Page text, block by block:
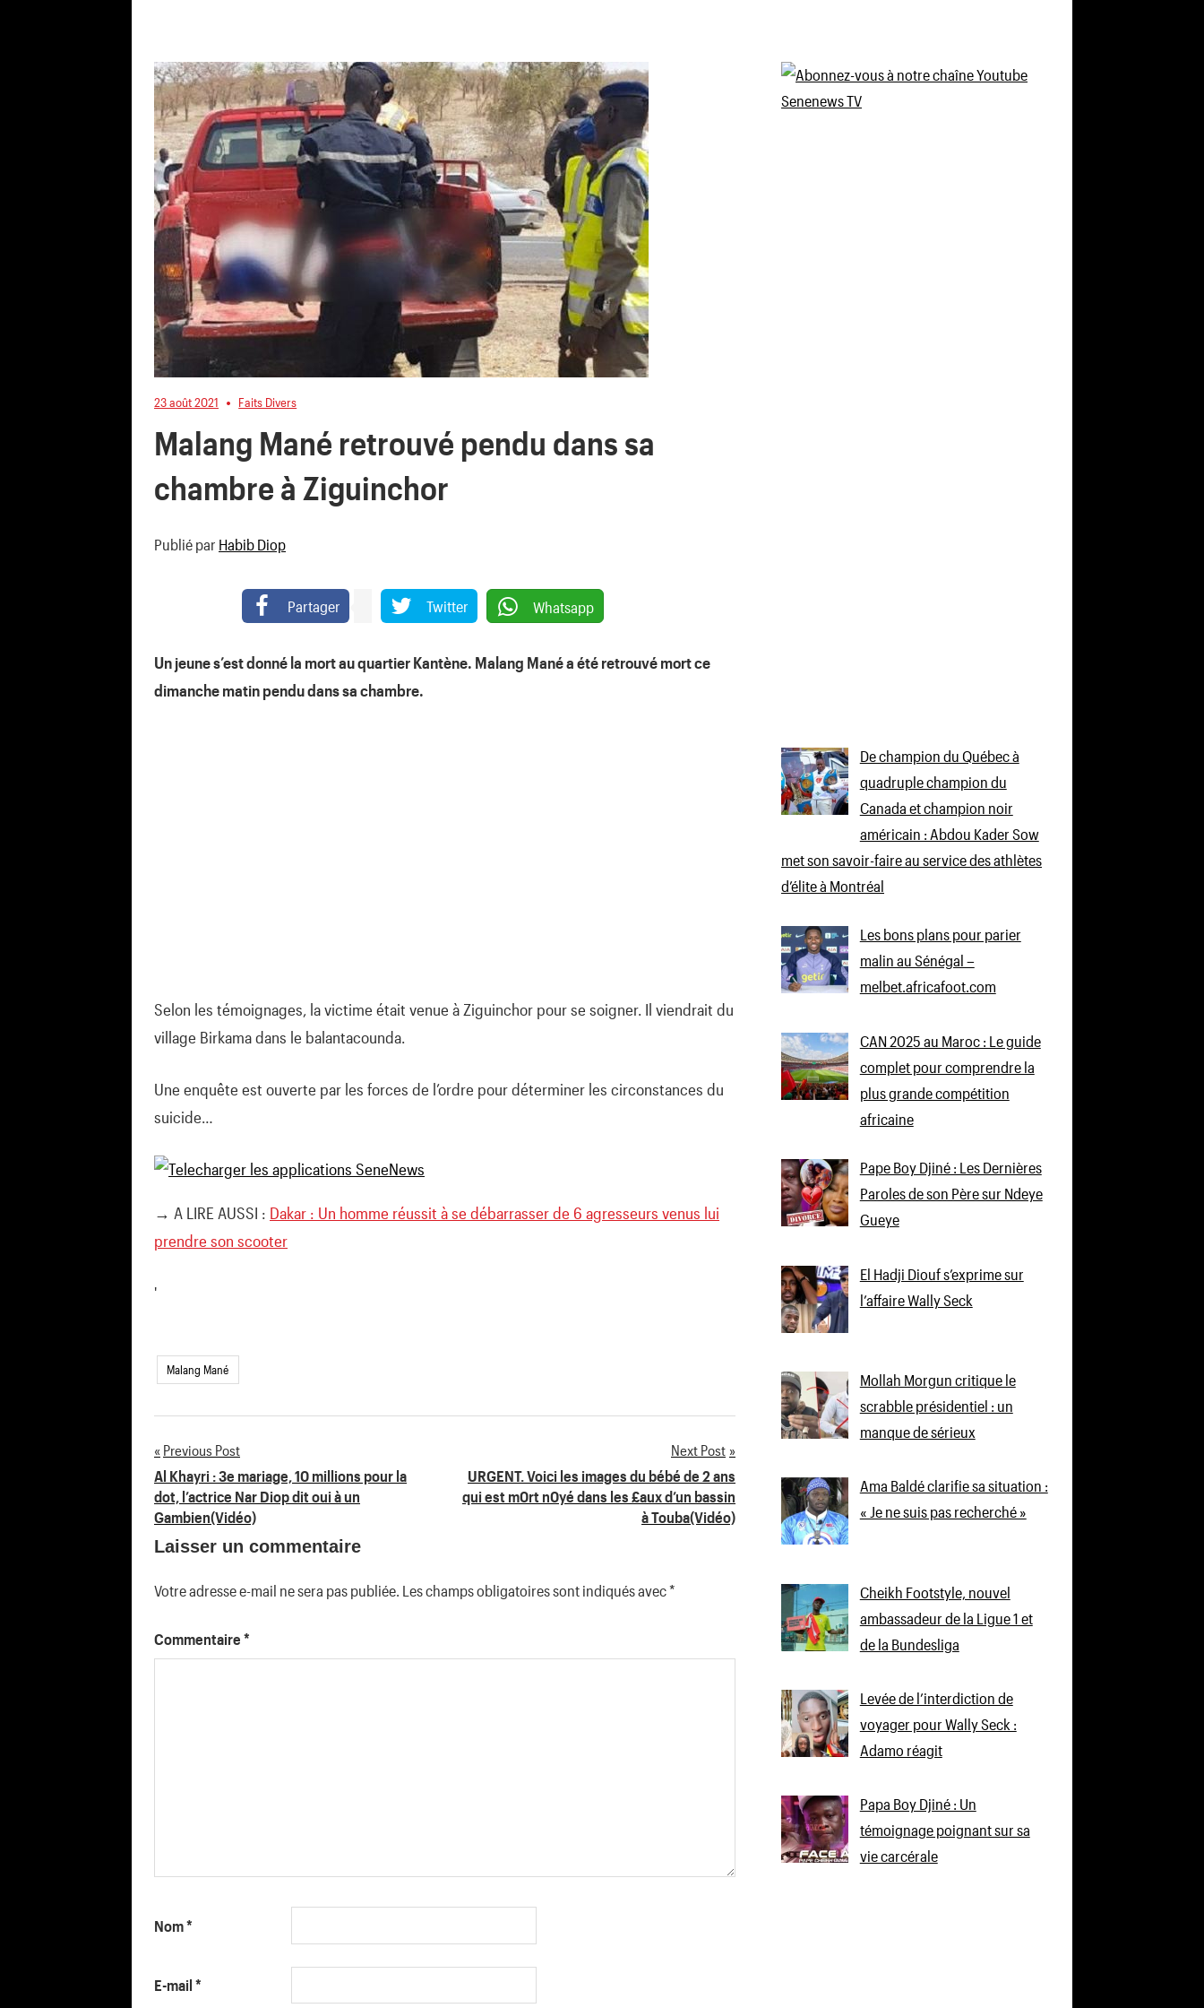
23 août 2021 Faits Divers
Malang Mané retrouvé pendu dans sa
chambre à Ziguinchor
Publié par Habib Diop
Partager Twitter Whatsapp
Un jeune s’est donné la mort au quartier Kantène. Malang Mané a été retrouvé mort ce
dimanche matin pendu dans sa chambre.
Selon les témoignages, la victime était venue à Ziguinchor pour se soigner. Il viendrait du
village Birkama dans le balantacounda.
Une enquête est ouverte par les forces de l’ordre pour déterminer les circonstances du
suicide…
→ A LIRE AUSSI : Dakar : Un homme réussit à se débarrasser de 6 agresseurs venus lui
prendre son scooter
'
Malang Mané
Navigation
de
l’article
Previous Post
Al Khayri : 3e mariage, 10 millions pour la
dot, l’actrice Nar Diop dit oui à un
Gambien(Vidéo)
Next Post
URGENT. Voici les images du bébé de 2 ans
qui est m0rt n0yé dans les £aux d’un bassin
à Touba(Vidéo)
Laisser un commentaire
Votre adresse e-mail ne sera pas publiée. Les champs obligatoires sont indiqués avec*
Commentaire *
Nom*
E-mail *
De champion du Québec à
quadruple champion du
Canada et champion noir
américain : Abdou Kader Sow
met son savoir-faire au service des athlètes
d’élite à Montréal
Les bons plans pour parier
malin au Sénégal –
melbet.africafoot.com
CAN 2025 au Maroc : Le guide
complet pour comprendre la
plus grande compétition
africaine
Pape Boy Djiné : Les Dernières
Paroles de son Père sur Ndeye
Gueye
El Hadji Diouf s’exprime sur
l’affaire Wally Seck
Mollah Morgun critique le
scrabble présidentiel : un
manque de sérieux
Ama Baldé clarifie sa situation :
« Je ne suis pas recherché »
Cheikh Footstyle, nouvel
ambassadeur de la Ligue 1 et
de la Bundesliga
Levée de l’interdiction de
voyager pour Wally Seck :
Adamo réagit
Papa Boy Djiné : Un
témoignage poignant sur sa
vie carcérale